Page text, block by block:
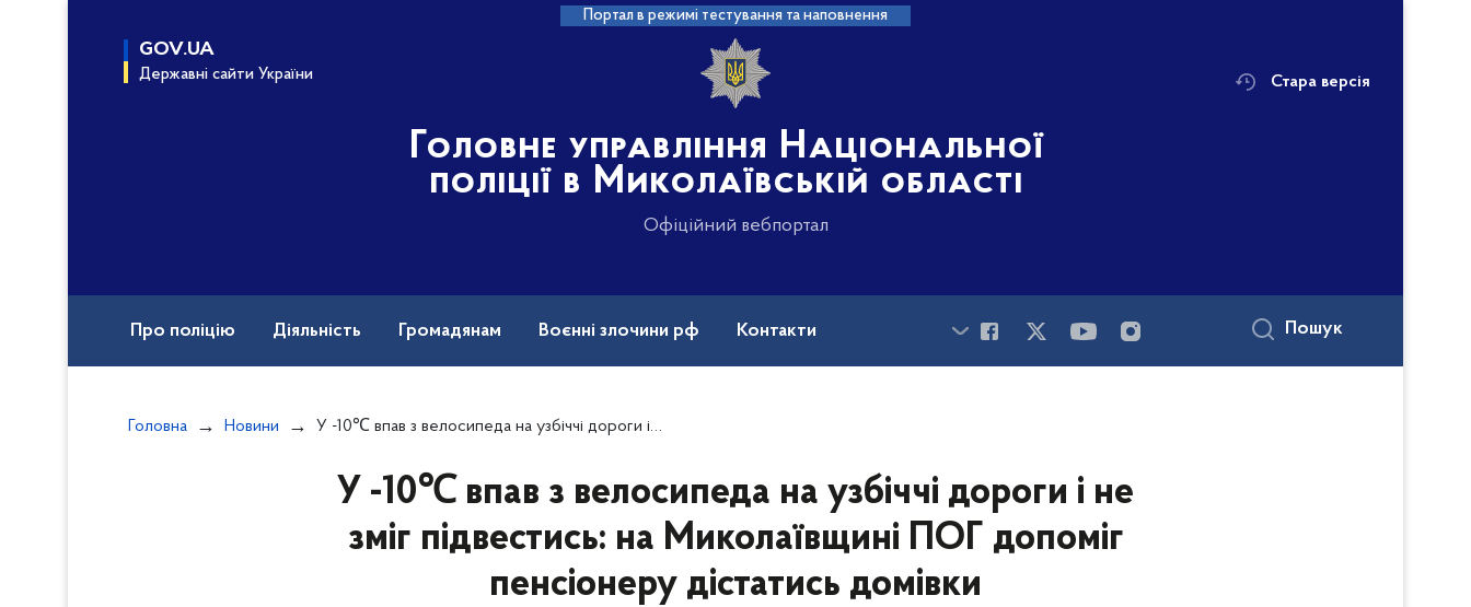
Портал в режимі тестування та наповнення
GOV.UA
Державні сайти України
Головне управління Національної
поліції в Миколаївській області
Офіційний вебпортал
Стара версія
Про поліцію Діяльність Громадянам Воєнні злочини рф Контакти Пошук
Головна Новини У -10℃ впав з велосипеда на узбіччі дороги і не зміг підвестись: на Миколаївщині ПОГ допоміг пенсіонеру дістатись домівки
У -10℃ впав з велосипеда на узбіччі дороги і не
зміг підвестись: на Миколаївщині ПОГ допоміг
пенсіонеру дістатись домівки